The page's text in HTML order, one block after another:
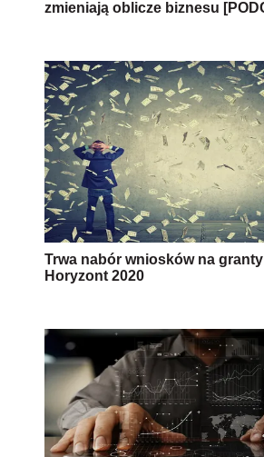
zmieniają oblicze biznesu
Trwa nabór wniosków na
Horyzont 2020